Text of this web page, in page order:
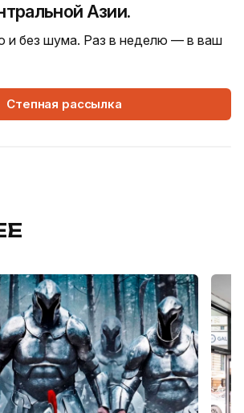
Азии.
и без шума. Раз в неделю — в ваш
Степная рассылка